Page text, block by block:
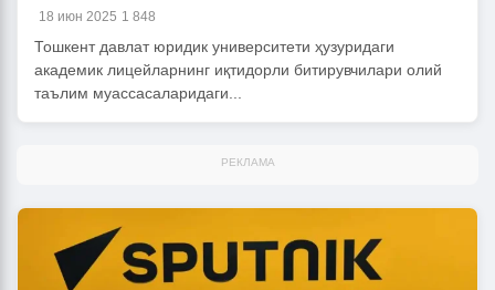
18 июн 2025 1 848
Тошкент давлат юридик университети ҳузуридаги
академик лицейларнинг иқтидорли битирувчилари олий
таълим муассасаларидаги...
РЕКЛАМА